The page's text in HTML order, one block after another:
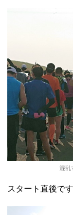
混乱
スタート直後で